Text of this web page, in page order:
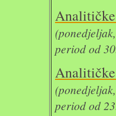
period od
period od